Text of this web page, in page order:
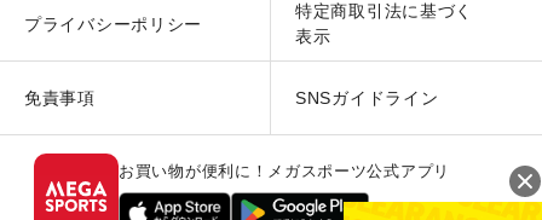
プライバシーポリシー
特定商取引法に基づく
表示
免責事項 SNSガイドライン
お買い物が便利に！メガスポーツ公式アプリ